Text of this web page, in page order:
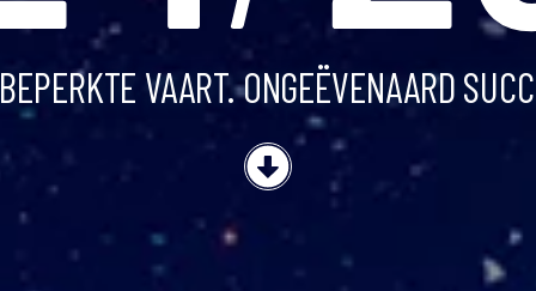
VAART.ONGEËVENAARD